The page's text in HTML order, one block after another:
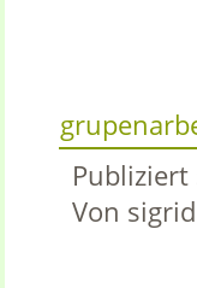
Publiziert
Von sigrid